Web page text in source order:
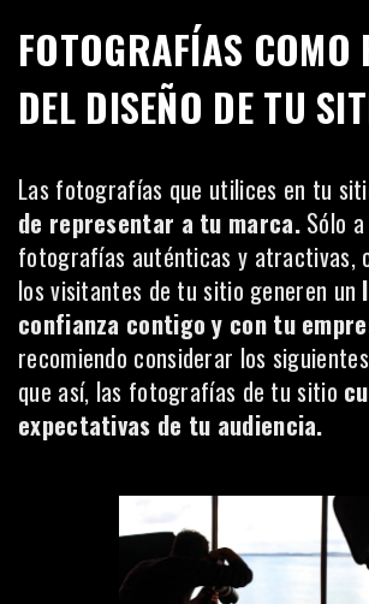
FOTOGRAFÍAS COMO
DEL DISEÑO DE TU
Las fotografías que utilices en tu
de representar a tu marca.Sólo
fotografías auténticas y atractivas,
los visitantes de tu sitio generen un
confianza contigo y con tu
recomiendo considerar los
que así, las fotografías de tu sitio
expectativas de tu audiencia.